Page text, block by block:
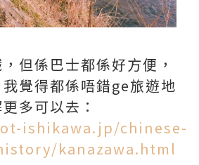
但係巴士都係好方便，
覺得都係唔錯ge旅遊地
多可以去：
ishikawa.jp/chinese-
kanazawa.html